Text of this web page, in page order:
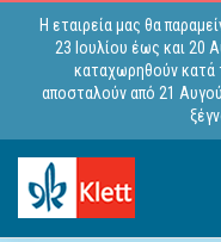
Η εταιρεία μας θα
23 Ιουλίου έως και 20
καταχωρηθούν κατά
αποσταλούν από 21